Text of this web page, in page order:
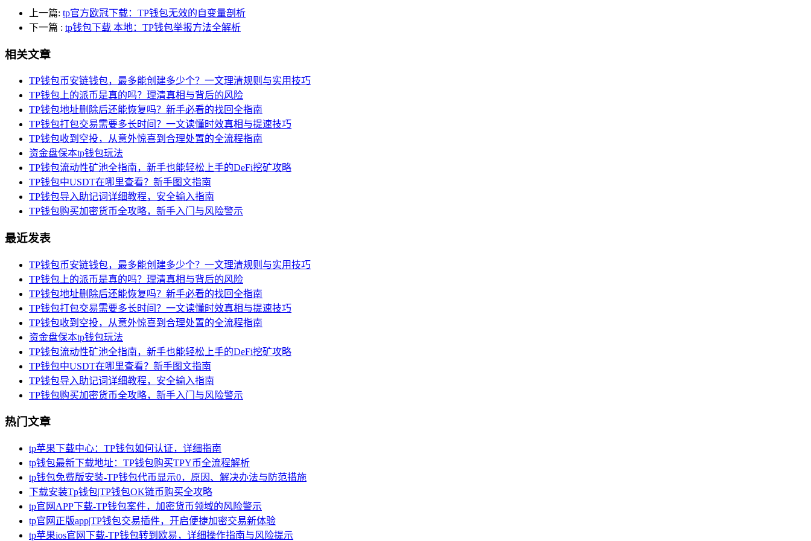
上一篇: tp官方欧冠下载：TP钱包无效的自变量剖析
下一篇 : tp钱包下载 本地：TP钱包举报方法全解析
相关文章
TP钱包币安链钱包，最多能创建多少个？一文理清规则与实用技巧
TP钱包上的派币是真的吗？理清真相与背后的风险
TP钱包地址删除后还能恢复吗？新手必看的找回全指南
TP钱包打包交易需要多长时间？一文读懂时效真相与提速技巧
TP钱包收到空投，从意外惊喜到合理处置的全流程指南
资金盘保本tp钱包玩法
TP钱包流动性矿池全指南，新手也能轻松上手的DeFi挖矿攻略
TP钱包中USDT在哪里查看？新手图文指南
TP钱包导入助记词详细教程，安全输入指南
TP钱包购买加密货币全攻略，新手入门与风险警示
最近发表
TP钱包币安链钱包，最多能创建多少个？一文理清规则与实用技巧
TP钱包上的派币是真的吗？理清真相与背后的风险
TP钱包地址删除后还能恢复吗？新手必看的找回全指南
TP钱包打包交易需要多长时间？一文读懂时效真相与提速技巧
TP钱包收到空投，从意外惊喜到合理处置的全流程指南
资金盘保本tp钱包玩法
TP钱包流动性矿池全指南，新手也能轻松上手的DeFi挖矿攻略
TP钱包中USDT在哪里查看？新手图文指南
TP钱包导入助记词详细教程，安全输入指南
TP钱包购买加密货币全攻略，新手入门与风险警示
热门文章
tp苹果下载中心：TP钱包如何认证，详细指南
tp钱包最新下载地址：TP钱包购买TPY币全流程解析
tp钱包免费版安装-TP钱包代币显示0，原因、解决办法与防范措施
下载安装Tp钱包|TP钱包OK链币购买全攻略
tp官网APP下载-TP钱包案件，加密货币领域的风险警示
tp官网正版app|TP钱包交易插件，开启便捷加密交易新体验
tp苹果ios官网下载-TP钱包转到欧易，详细操作指南与风险提示